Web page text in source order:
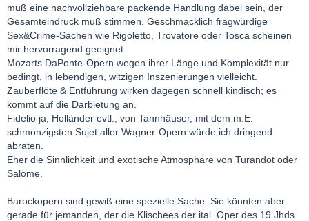
muß eine nachvollziehbare packende Handlung dabei sein, der
Gesamteindruck muß stimmen. Geschmacklich fragwürdige
Sex&Crime-Sachen wie Rigoletto, Trovatore oder Tosca scheinen
mir hervorragend geeignet.
Mozarts DaPonte-Opern wegen ihrer Länge und Komplexität nur
bedingt, in lebendigen, witzigen Inszenierungen vielleicht.
Zauberflöte & Entführung wirken dagegen schnell kindisch; es
kommt auf die Darbietung an.
Fidelio ja, Holländer evtl., von Tannhäuser, mit dem m.E.
schmonzigsten Sujet aller Wagner-Opern würde ich dringend
abraten.
Eher die Sinnlichkeit und exotische Atmosphäre von Turandot oder
Salome.
Barockopern sind gewiß eine spezielle Sache. Sie könnten aber
gerade für jemanden, der die Klischees der ital. Oper des 19 Jhds.